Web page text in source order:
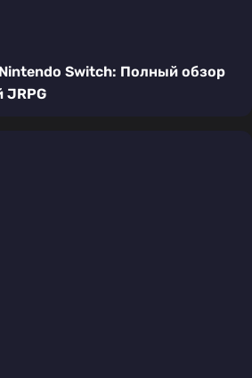
Switch: Полный обзор
JRPG